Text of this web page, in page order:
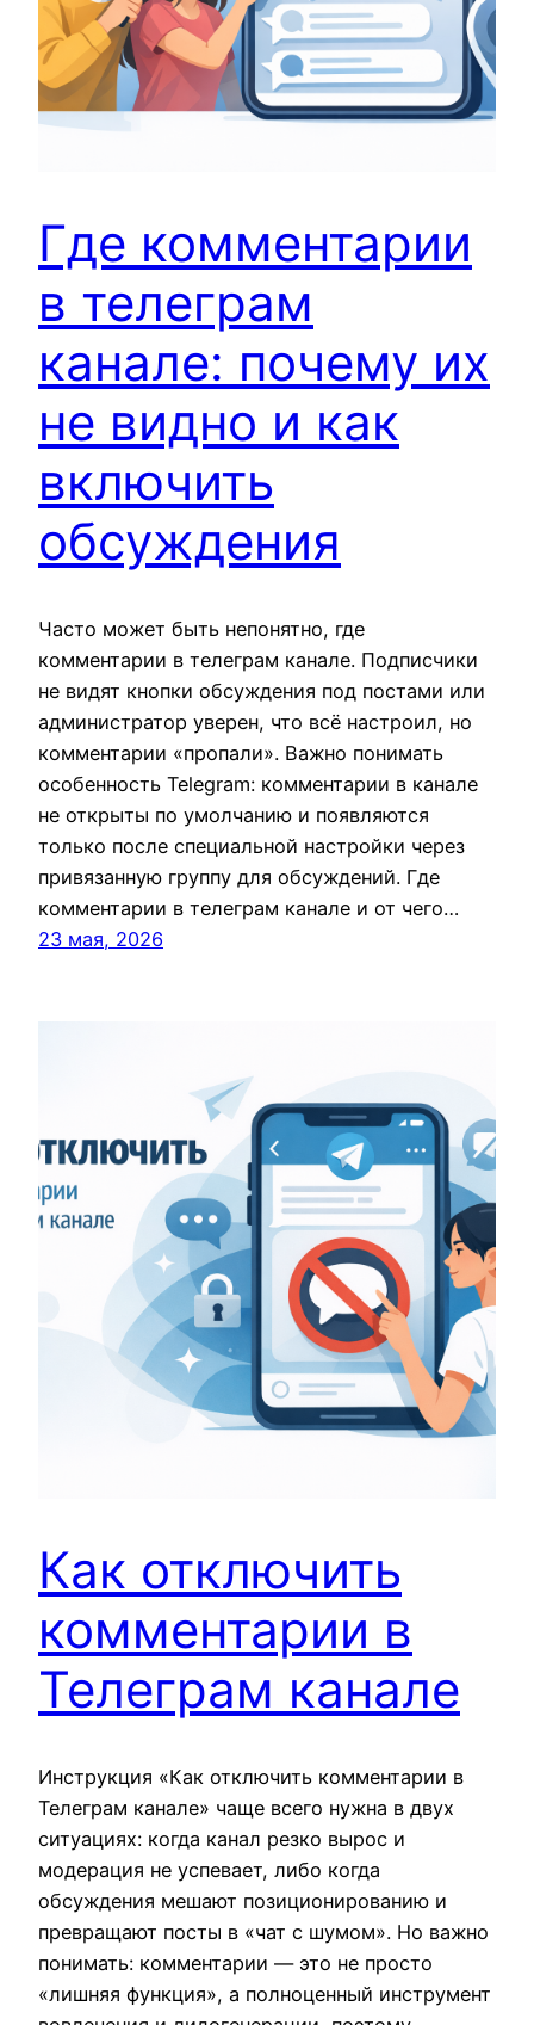
Где комментарии
в телеграм
канале: почему их
не видно и как
включить
обсуждения
Часто может быть непонятно, где
комментарии в телеграм канале. Подписчики
не видят кнопки обсуждения под постами или
администратор уверен, что всё настроил, но
комментарии «пропали». Важно понимать
особенность Telegram: комментарии в канале
не открыты по умолчанию и появляются
только после специальной настройки через
привязанную группу для обсуждений. Где
комментарии в телеграм канале и от чего…
23 мая, 2026
Как отключить
комментарии в
Телеграм канале
Инструкция «Как отключить комментарии в
Телеграм канале» чаще всего нужна в двух
ситуациях: когда канал резко вырос и
модерация не успевает, либо когда
обсуждения мешают позиционированию и
превращают посты в «чат с шумом». Но важно
понимать: комментарии — это не просто
«лишняя функция», а полноценный инструмент